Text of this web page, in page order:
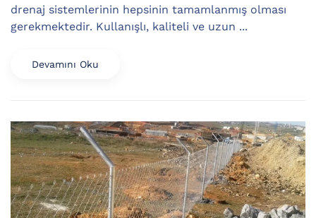
drenaj sistemlerinin hepsinin tamamlanmış olması
gerekmektedir. Kullanışlı, kaliteli ve uzun ...
Devamını Oku